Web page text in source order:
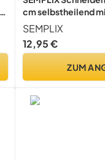
cm selbstheilend
(Hellgrau-Grau)
SEMPLIX
12,95 €
ZUM